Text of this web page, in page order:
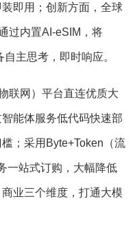
即用；创新方面，全球
过内置AI-eSIM，将
主思考，即时响应。
联网）平台直连优质大
能体服务低代码快速部
；采用Byte+Token（流
一站式订购，大幅降低
业三个维度，打通大模